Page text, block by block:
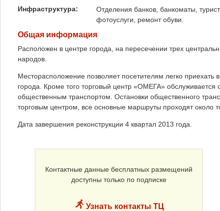
Инфраструктура:
Отделения банков, банкоматы,
фотоуслуги, ремонт обуви.
Общая информация
Расположен в центре города, на пересечении трех
народов.
Месторасположение позволяет посетителям легко
города. Кроме того торговый центр «ОМЕГА»
общественным транспортом. Остановки общественного
торговым центром, все основные маршруты проходят около
Дата завершения реконструкции 4 квартал 2013 года.
Контактные данные бесплатных размещений
доступны только по подписке
Узнать контакты ТЦ